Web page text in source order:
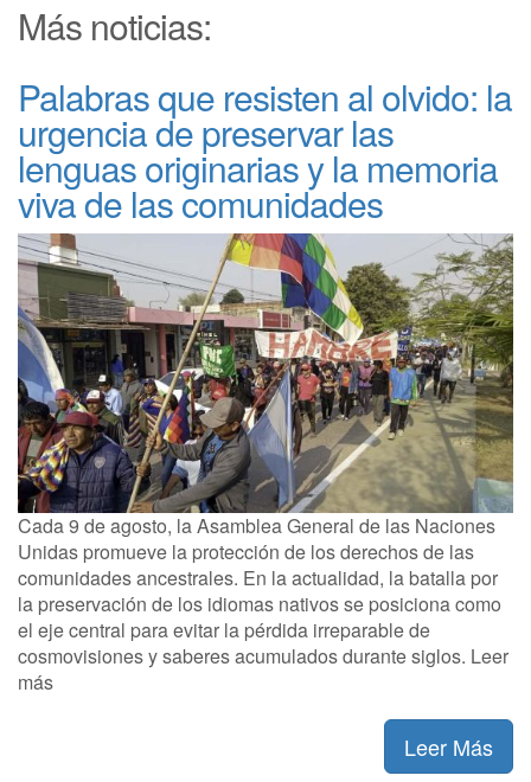
Más noticias:
Palabras que resisten al olvido: la
urgencia de preservar las
lenguas originarias y la memoria
viva de las comunidades
Cada 9 de agosto, la Asamblea General de las Naciones
Unidas promueve la protección de los derechos de las
comunidades ancestrales. En la actualidad, la batalla por
la preservación de los idiomas nativos se posiciona como
el eje central para evitar la pérdida irreparable de
cosmovisiones y saberes acumulados durante siglos. Leer
más
Leer Más